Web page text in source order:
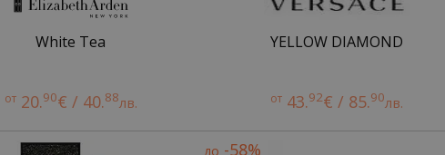
White Tea
от 20.90€ / 40.88лв.
YELLOW DIAMOND
от 43.92€ / 85.90лв.
до -58%